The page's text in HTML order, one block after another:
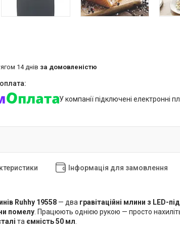
14 днів за домовленістю
У компанії підключені
Інформація для замовлення
Ruhhy 19558 — два гравітаційні млини з LED-
помелу . Працюють однією рукою — просто
та ємність 50 мл